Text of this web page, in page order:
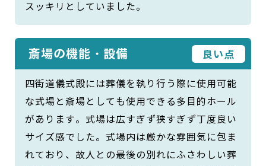
スッキリとしていました。
斎場の機能・設備 良い点
四街道儀式殿には葬儀を執り行う際に使用可能
な式場と斎場としても使用できる多目的ホール
があります。式場は広すぎず狭すぎず丁度良い
サイズ感でした。式場内は厳かな雰囲気に包ま
れており、故人との最後の別れにふさわしい葬